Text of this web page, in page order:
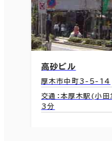
高砂ビル
厚木市中町3-5-14
交通：本厚木駅(小
3分